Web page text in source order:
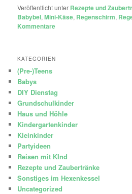
Veröffentlicht unter Rezepte und
Babybel,Mini-Käse, Regenschirm,
Kommentare
KATEGORIEN
(Pre-)Teens
Babys
DIY Dienstag
Grundschulkinder
Haus und Höhle
Kindergartenkinder
Kleinkinder
Partyideen
Reisen mit KInd
Rezepte und Zaubertränke
Sonstiges im Hexenkessel
Uncategorized